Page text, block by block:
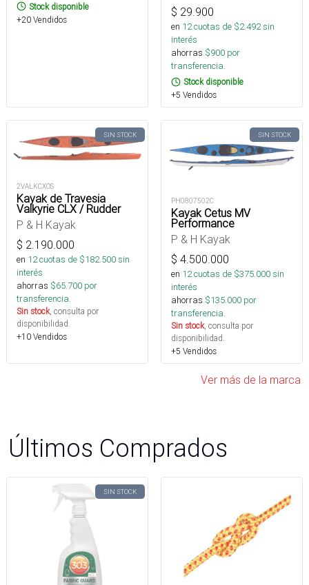
Stock disponible
+20 Vendidos
$ 29.900
en 12cuotas de $2.492sin
interés
ahorras $900 por
transferencia.
Stock disponible
+5 Vendidos
SIN STOCK
2VALKCXOS
Kayak de Travesia
Valkyrie CLX / Rudder
P & H Kayak
$ 2.190.000
en 12cuotas de $182.500sin
interés
ahorras $65.700 por
transferencia.
Sin stock, consulta por
disponibilidad.
+10 Vendidos
SIN STOCK
PH0807502C
Kayak Cetus MV
Performance
P & H Kayak
$ 4.500.000
en 12cuotas de $375.000sin
interés
ahorras $135.000 por
transferencia.
Sin stock, consulta por
disponibilidad.
+5 Vendidos
Ver más de la marca
Últimos Comprados
SIN STOCK